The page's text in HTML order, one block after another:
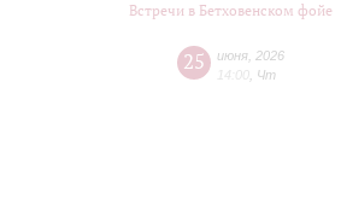
Встречи в Бетховенском фойе
25 июня 2026
14:00 Чт